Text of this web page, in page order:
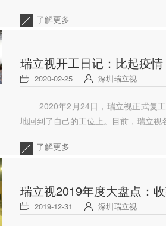
了解更多
瑞立视开工日记：比起疫
2020-02-25 深圳瑞立视
2020年2月24日，瑞立视正式复
地回到了自己的工位上。目前，瑞立
了解更多
瑞立视2019年度大盘点：
2019-12-31 深圳瑞立视